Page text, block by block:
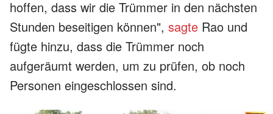
hoffen, dass wir die Trümmer in den nächsten
Stunden beseitigen können", sagte Rao und
fügte hinzu, dass die Trümmer noch
aufgeräumt werden, um zu prüfen, ob noch
Personen eingeschlossen sind.